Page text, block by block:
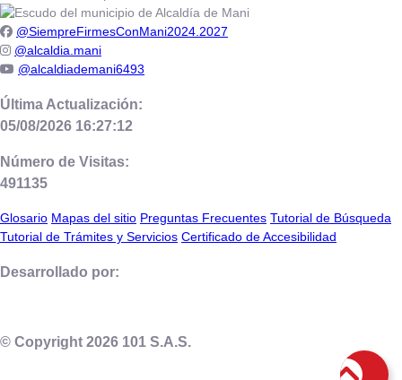
@SiempreFirmesConMani2024.2027
@alcaldia.mani
@alcaldiademani6493
Última Actualización:
05/08/2026 16:27:12
Número de Visitas:
491135
Glosario Mapas del sitio Preguntas Frecuentes Tutorial de Búsqueda
Tutorial de Trámites y Servicios Certificado de Accesibilidad
Desarrollado por:
© Copyright 2026 101 S.A.S.